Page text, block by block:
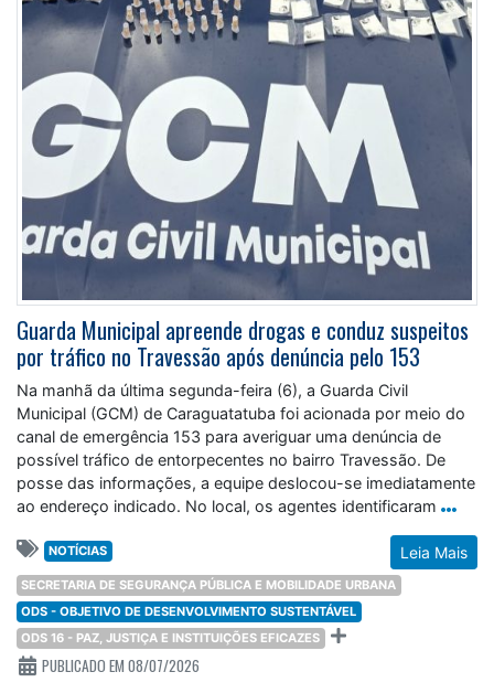
Guarda Municipal apreende drogas e conduz suspeitos
por tráfico no Travessão após denúncia pelo 153
Na manhã da última segunda-feira (6), a Guarda Civil
Municipal (GCM) de Caraguatatuba foi acionada por meio do
canal de emergência 153 para averiguar uma denúncia de
possível tráfico de entorpecentes no bairro Travessão. De
posse das informações, a equipe deslocou-se imediatamente
ao endereço indicado. No local, os agentes identificaram
Leia Mais
NOTÍCIAS
SECRETARIA DE SEGURANÇA PÚBLICA E MOBILIDADE URBANA
ODS - OBJETIVO DE DESENVOLVIMENTO SUSTENTÁVEL
ODS 16 - PAZ, JUSTIÇA E INSTITUIÇÕES EFICAZES
PUBLICADO EM 08/07/2026